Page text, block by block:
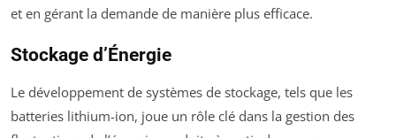
et en gérant la demande de manière plus efficace.
Stockage d’Énergie
Le développement de systèmes de stockage, tels que les
batteries lithium-ion, joue un rôle clé dans la gestion des